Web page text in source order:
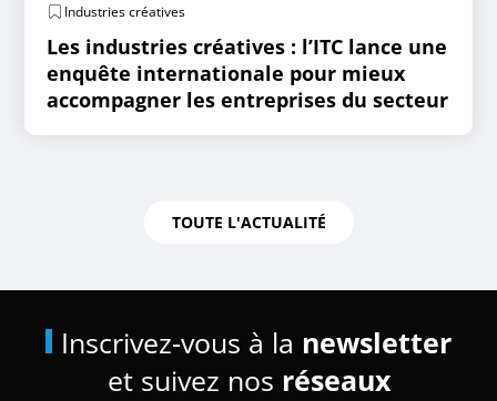
Industries créatives
Les industries créatives : l’ITC lance une
enquête internationale pour mieux
accompagner les entreprises du secteur
TOUTE L'ACTUALITÉ
Inscrivez-vous à la newsletter
et suivez nos réseaux